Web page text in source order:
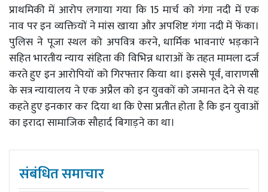
प्राथमिकी में आरोप लगाया गया कि 15 मार्च को गंगा नदी में एक
नाव पर इन व्यक्तियों ने मांस खाया और अपशिष्ट गंगा नदी में फेंका।
पुलिस ने पूजा स्थल को अपवित्र करने, धार्मिक भावनाएं भड़काने
सहित भारतीय न्याय संहिता की विभिन्न धाराओं के तहत मामला दर्ज
करते हुए इन आरोपियों को गिरफ्तार किया था। इससे पूर्व, वाराणसी
के सत्र न्यायालय ने एक अप्रैल को इन युवकों को जमानत देने से यह
कहते हुए इनकार कर दिया था कि ऐसा प्रतीत होता है कि इन युवाओं
का इरादा सामाजिक सौहार्द बिगाड़ने का था।
संबंधित समाचार